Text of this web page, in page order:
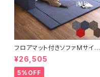
フロアマット付きソファMサイズ
（幅200cm）お家で洗えるカバ
ーリングタイプ | Plateau-プラ
トー- SH-07-PLTM-SF
¥26,505
5%OFF